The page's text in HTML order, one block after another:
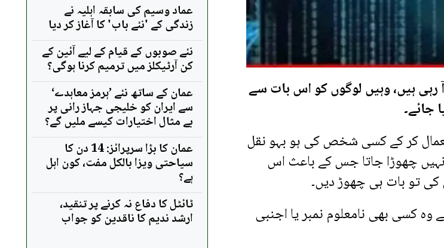
آ رہی ہیں، وہیں لوگوں کو اس بات سے
جائے۔
کر کے کسی شخص کی ہو بہو نقل
چھوڑا جاتا جس کے باعث اس
تو بات ہی چھوڑ دیں۔
وہ کسی بھی نامعلوم نمبر یا اجنبی
عماد وسیم کی سابقہ اہلیہ نے
زندگی کے 'نئے باب' کا آغاز کر دیا
نئے صوبوں کے قیام کے لیے آئین کے
کن آرٹیکلز میں ترمیم کرنا ہوگی؟
عمان کے ساتھ نئے ’ہرمز معاہدے‘
سے ایران کو خلیجی جہاز رانی پر
بے مثال اختیارات کیسے ملیں گے؟
عمان کا بڑا سرپرائز: 14 دن کا
سیاحتی ویزا بالکل مفت، کون اہل
ہے؟
ٹائٹل کا دفاع نہ کرنے پر تنقید،
ارشد ندیم کا ناقدین کو جواب